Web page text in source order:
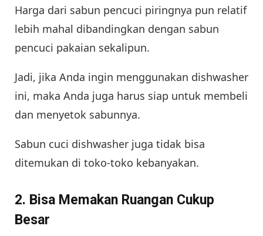
Harga dari sabun pencuci piringnya pun relatif
lebih mahal dibandingkan dengan sabun
pencuci pakaian sekalipun.
Jadi, jika Anda ingin menggunakan dishwasher
ini, maka Anda juga harus siap untuk membeli
dan menyetok sabunnya.
Sabun cuci dishwasher juga tidak bisa
ditemukan di toko-toko kebanyakan.
2. Bisa Memakan Ruangan Cukup
Besar